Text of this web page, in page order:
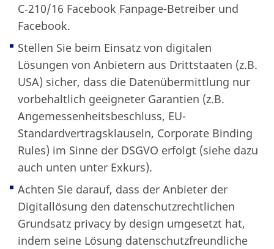
C‑210/16 Facebook Fanpage-Betreiber und
Facebook.
Stellen Sie beim Einsatz von digitalen
Lösungen von Anbietern aus Drittstaaten (z.B.
USA) sicher, dass die Datenübermittlung nur
vorbehaltlich geeigneter Garantien (z.B.
Angemessenheitsbeschluss, EU-
Standardvertragsklauseln, Corporate Binding
Rules) im Sinne der DSGVO erfolgt (siehe dazu
auch unten unter Exkurs).
Achten Sie darauf, dass der Anbieter der
Digitallösung den datenschutzrechtlichen
Grundsatz privacy by design umgesetzt hat,
indem seine Lösung datenschutzfreundliche